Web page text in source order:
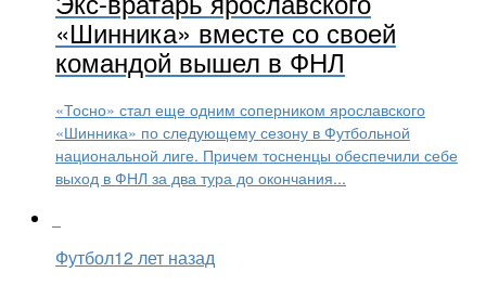
«Шинника» вместе со своей
командой вышел в ФНЛ
«Тосно» стал еще одним соперником ярославского
«Шинника» по следующему сезону в Футбольной
национальной лиге. Причем тосненцы обеспечили себе
выход в ФНЛ за два тура до окончания...
Футбол12 лет назад